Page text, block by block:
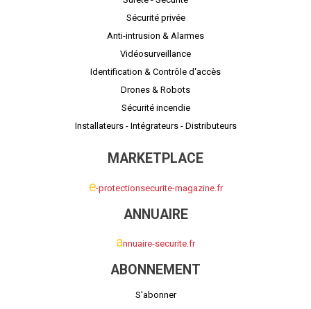
Sécurité privée
Anti-intrusion & Alarmes
Vidéosurveillance
Identification & Contrôle d'accès
Drones & Robots
Sécurité incendie
Installateurs - Intégrateurs - Distributeurs
MARKETPLACE
e-protectionsecurite-magazine.fr
ANNUAIRE
annuaire-securite.fr
ABONNEMENT
S'abonner